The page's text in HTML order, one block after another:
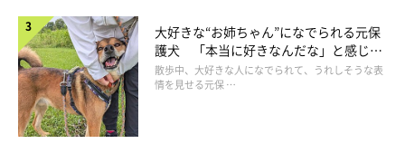
大好きな“お姉ちゃん”になでられる元保
護犬 「本当に好きなんだな」と感じる
表情にほっこり
散歩中、大好きな人になでられて、うれしそうな表
情を見せる元保 …